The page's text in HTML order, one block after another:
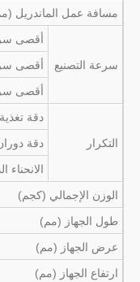
مسافة عمل الماندريل
سرعة التصنيع
أقصى
أقصى
أقصى
التكرار
دقة
دقة
الانحناء
الوزن الإجمالي (كجم)
طول الجهاز (مم)
عرض الجهاز (مم)
ارتفاع الجهاز (مم)